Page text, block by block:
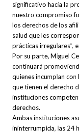
significativo hacia la
nuestro compromiso
los derechos de los
salud que les
prácticas irregulares”,
Por su parte, Miguel
continuará
quienes incumplan
que tienen el derecho
instituciones
derechos.
Ambas instituciones
ininterrumpida, las 24